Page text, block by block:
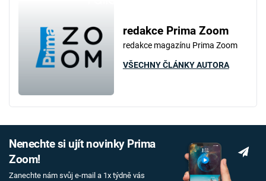
redakce Prima Zoom
redakce magazínu Prima Zoom
VŠECHNY ČLÁNKY AUTORA
Nenechte si ujít novinky Prima
Zoom!
Zanechte nám svůj e-mail a 1x týdně vás